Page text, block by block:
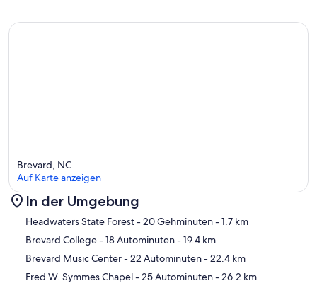
Karte
Brevard, NC
Auf Karte anzeigen
In der Umgebung
Headwaters State Forest- 20 Gehminuten- 1.7 km
Brevard College- 18 Autominuten- 19.4 km
Brevard Music Center- 22 Autominuten- 22.4 km
Fred W. Symmes Chapel- 25 Autominuten- 26.2 km